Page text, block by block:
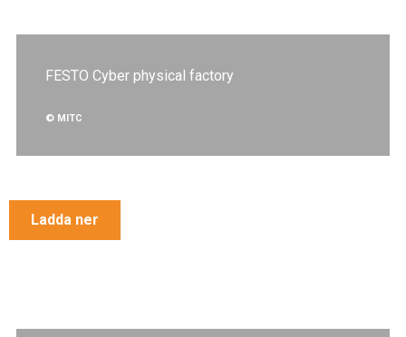
FESTO Cyber physical factory
© MITC
Ladda ner